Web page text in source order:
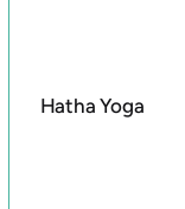
Hatha Yoga